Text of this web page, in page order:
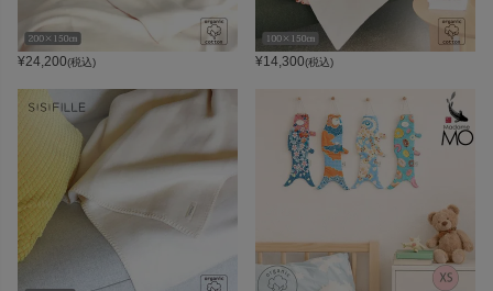
¥24,200(税込) ¥14,300(税込)